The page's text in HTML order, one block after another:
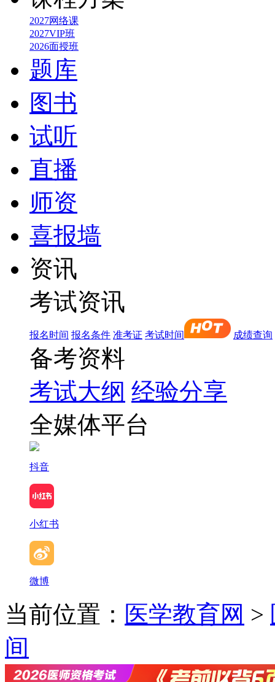
2027网络课
2027VIP班
2026面授班
题库
图书
试听
直播
师资
喜报墙
资讯
考试资讯
报名时间 报名条件 准考证 考试时间 成绩查询
备考资料
考试大纲 经验分享
全媒体平台
抖音
小红书
微博
当前位置： 医学教育网 >
间